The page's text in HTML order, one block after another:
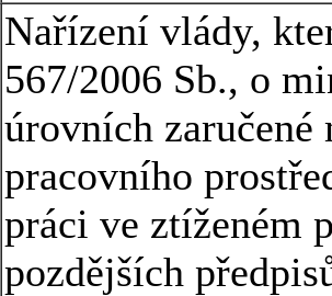
Nařízení vlády,
567/2006 Sb., o
úrovních zaručené
pracovního
práci ve ztíženém
pozdějších